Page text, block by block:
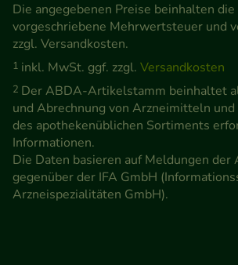
den Inhalt auf unserer Website aber
Werbung auf Drittseiten möglichst
zu gestalten. Bitte beachten Sie,
teilweise an Dritte wie z.B. Google
Medien übertragen werden.
Die angegebenen Preise beinhalten
vorgeschriebene Mehrwertsteuer und
zzgl. Versandkosten.
1 inkl. MwSt. ggf. zzgl. Versandkosten
2 Der ABDA-Artikelstamm beinhaltet
und Abrechnung von Arzneimitteln
des apothekenüblichen Sortiments
Informationen.
Die Daten basieren auf Meldungen der
gegenüber der IFA GmbH
Arzneispezialitäten GmbH).